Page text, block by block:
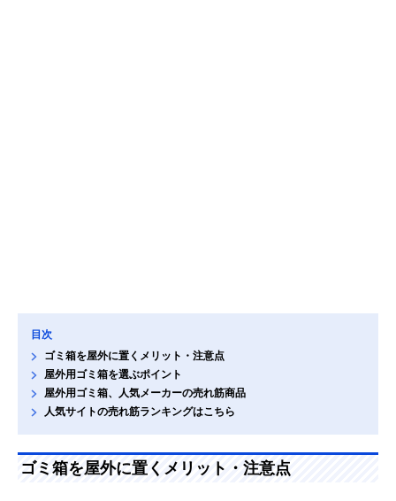
目次
ゴミ箱を屋外に置くメリット・注意点
屋外用ゴミ箱を選ぶポイント
屋外用ゴミ箱、人気メーカーの売れ筋商品
人気サイトの売れ筋ランキングはこちら
ゴミ箱を屋外に置くメリット・注意点